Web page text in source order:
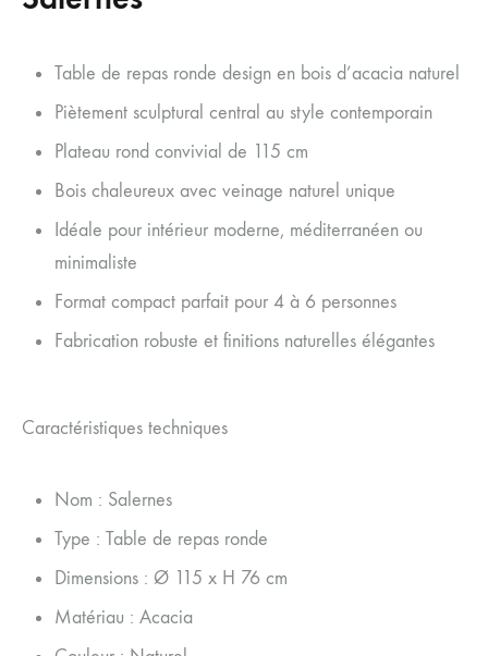
Table de repas ronde design en bois d’acacia naturel
Piètement sculptural central au style contemporain
Plateau rond convivial de 115 cm
Bois chaleureux avec veinage naturel unique
Idéale pour intérieur moderne, méditerranéen ou
minimaliste
Format compact parfait pour 4 à 6 personnes
Fabrication robuste et finitions naturelles élégantes
Caractéristiques techniques
Nom : Salernes
Type : Table de repas ronde
Dimensions : Ø 115 x H 76 cm
Matériau : Acacia